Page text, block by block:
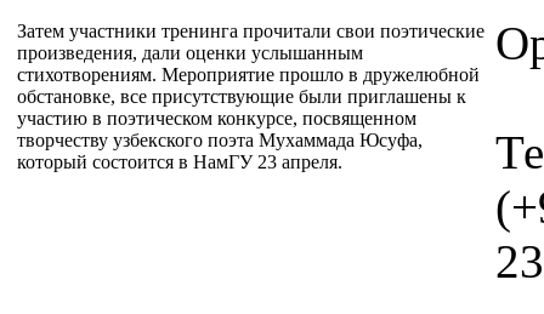
Затем участники тренинга прочитали свои поэтические
произведения, дали оценки услышанным
стихотворениям. Мероприятие прошло в дружелюбной
обстановке, все присутствующие были приглашены к
участию в поэтическом конкурсе, посвященном
творчеству узбекского поэта Мухаммада Юсуфа,
который состоится в НамГУ 23 апреля.